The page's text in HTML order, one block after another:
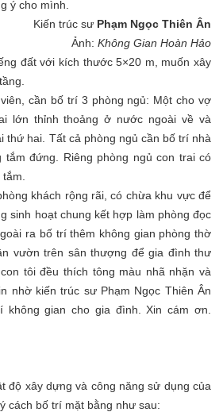
ý cho mình.
Kiến trúc sư Phạm Ngọc Thiên Ân
Ảnh: Không Gian Hoàn Hảo
đất với kích thước 5×20 m, muốn xây
cần bố trí 3 phòng ngủ: Một cho vợ
lớn thỉnh thoảng ở nước ngoài về và
thứ hai. Tất cả phòng ngủ cần bố trí nhà
tắm đứng. Riêng phòng ngủ con trai có
khách rộng rãi, có chừa khu vực để
sinh hoạt chung kết hợp làm phòng đọc
ra bố trí thêm không gian phòng thờ
vườn trên sân thượng để gia đình thư
tôi đều thích tông màu nhã nhặn và
nhờ kiến trúc sư Phạm Ngọc Thiên Ân
gian cho gia đình. Xin cám ơn.
độ xây dựng và công năng sử dụng của
cách bố trí mặt bằng như sau: